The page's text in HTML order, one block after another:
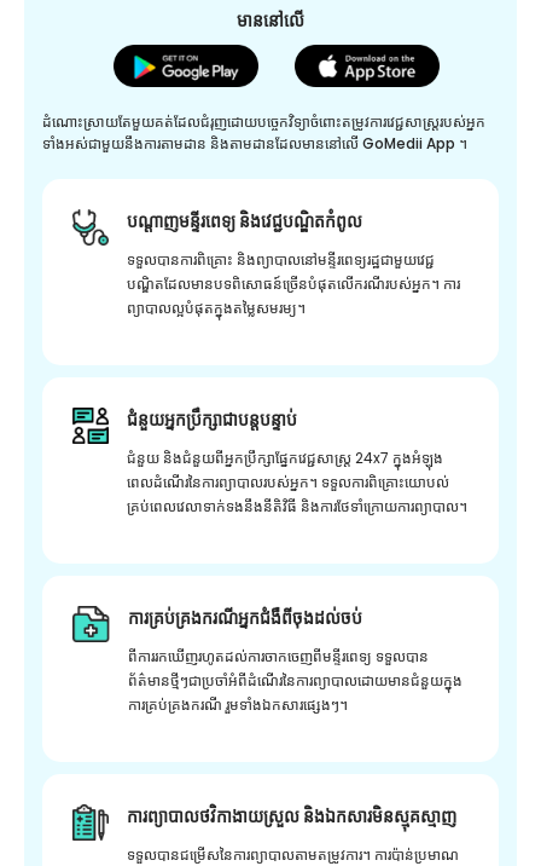
មាននៅលើ
ដំណោះស្រាយតែមួយគត់ដែលជំរុញដោយបច្ចេកវិទ្យាចំពោះតម្រូវការវេជ្ជសាស្រ្តរបស់អ្នក
ទាំងអស់ជាមួយនឹងការតាមដាន និងតាមដានដែលមាននៅលើ GoMedii App ។
បណ្តាញមន្ទីរពេទ្យ និងវេជ្ជបណ្ឌិតកំពូល
ទទួលបានការពិគ្រោះ និងព្យាបាលនៅមន្ទីរពេទ្យរដ្ឋជាមួយវេជ្ជ
បណ្ឌិតដែលមានបទពិសោធន៍ច្រើនបំផុតលើករណីរបស់អ្នក។ ការ
ព្យាបាលល្អបំផុតក្នុងតម្លៃសមរម្យ។
ជំនួយអ្នកប្រឹក្សាជាបន្តបន្ទាប់
ជំនួយ និងជំនួយពីអ្នកប្រឹក្សាផ្នែកវេជ្ជសាស្រ្ត 24x7 ក្នុងអំឡុង
ពេលដំណើរនៃការព្យាបាលរបស់អ្នក។ ទទួលការពិគ្រោះយោបល់
គ្រប់ពេលវេលាទាក់ទងនឹងនីតិវិធី និងការថែទាំក្រោយការព្យាបាល។
ការគ្រប់គ្រងករណីអ្នកជំងឺពីចុងដល់ចប់
ពីការរកឃើញរហូតដល់ការចាកចេញពីមន្ទីរពេទ្យ ទទួលបាន
ព័ត៌មានថ្មីៗជាប្រចាំអំពីដំណើរនៃការព្យាបាលដោយមានជំនួយក្នុង
ការគ្រប់គ្រងករណី រួមទាំងឯកសារផ្សេងៗ។
ការព្យាបាលថវិកាងាយស្រួល និងឯកសារមិនស្មុគស្មាញ
ទទួលបានជម្រើសនៃការព្យាបាលតាមតម្រូវការ។ ការប៉ាន់ប្រមាណ